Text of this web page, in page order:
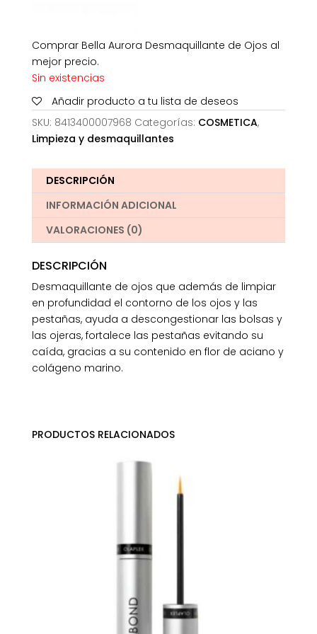
Comprar Bella Aurora Desmaquillante de Ojos al
mejor precio.
Sin existencias
Añadir producto a tu lista de deseos
SKU: 8413400007968 Categorías: COSMETICA,
Limpieza y desmaquillantes
DESCRIPCIÓN
INFORMACIÓN ADICIONAL
VALORACIONES (0)
DESCRIPCIÓN
Desmaquillante de ojos que además de limpiar
en profundidad el contorno de los ojos y las
pestañas, ayuda a descongestionar las bolsas y
las ojeras, fortalece las pestañas evitando su
caída, gracias a su contenido en flor de aciano y
colágeno marino.
PRODUCTOS RELACIONADOS